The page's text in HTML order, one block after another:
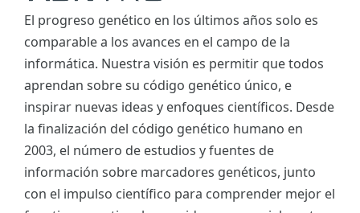
El progreso genético en los últimos años solo es
comparable a los avances en el campo de la
informática. Nuestra visión es permitir que todos
aprendan sobre su código genético único, e
inspirar nuevas ideas y enfoques científicos. Desde
la finalización del código genético humano en
2003, el número de estudios y fuentes de
información sobre marcadores genéticos, junto
con el impulso científico para comprender mejor el